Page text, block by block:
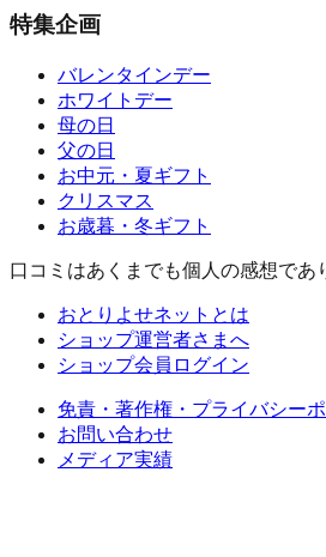
特集企画
バレンタインデー
ホワイトデー
母の日
父の日
お中元・夏ギフト
クリスマス
お歳暮・冬ギフト
口コミはあくまでも個人の感想であ
おとりよせネットとは
ショップ運営者さまへ
ショップ会員ログイン
免責・著作権・プライバシー
お問い合わせ
メディア実績